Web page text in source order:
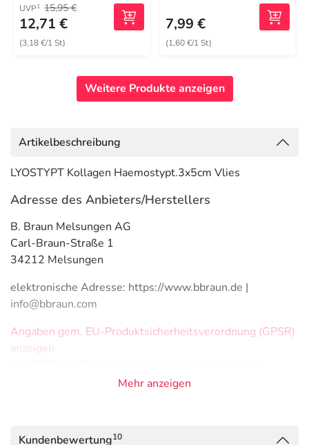
UVP1 15,95 €
12,71 €
(3,18 €/1 St)
7,99 €
(1,60 €/1 St)
Weitere Produkte anzeigen
Artikelbeschreibung
LYOSTYPT Kollagen Haemostypt.3x5cm Vlies
Adresse des Anbieters/Herstellers
B. Braun Melsungen AG
Carl-Braun-Straße 1
34212 Melsungen
elektronische Adresse: https://www.bbraun.de |
info@bbraun.com
Angaben gem. EU-Produktsicherheitsverordnung (GPSR)
anzeigen
Mehr anzeigen
Kundenbewertung10